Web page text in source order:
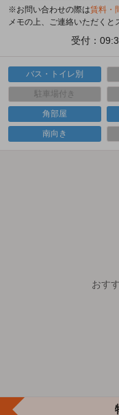
※お問い合わせの際は賃料・
メモの上、ご連絡いただくと
受付：
バス・トイレ別
駐車場付き
角部屋
南向き
おす